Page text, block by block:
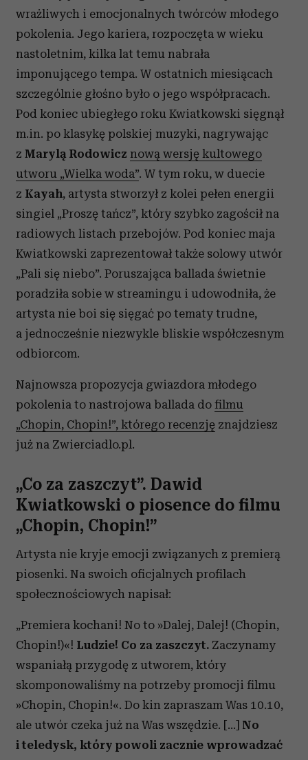
wrażliwych i emocjonalnych twórców młodego
pokolenia. Jego kariera, rozpoczęta w wieku
nastoletnim, kilka lat temu nabrała
imponującego tempa. W ostatnich miesiącach
szczególnie głośno było o jego współpracach.
Pod koniec ubiegłego roku Kwiatkowski sięgnął
m.in. po klasykę polskiej muzyki, nagrywając
z Marylą Rodowicz nową wersję kultowego
utworu „Wielka woda”. W tym roku, w duecie
z Kayah, artysta stworzył z kolei pełen energii
singiel „Proszę tańcz”, który szybko zagościł na
radiowych listach przebojów. Pod koniec maja
Kwiatkowski zaprezentował także solowy utwór
„Pali się niebo”. Poruszająca ballada świetnie
poradziła sobie w streamingu i udowodniła, że
artysta nie boi się sięgać po tematy trudne,
a jednocześnie niezwykle bliskie współczesnym
odbiorcom.
Najnowsza propozycja gwiazdora młodego
pokolenia to nastrojowa ballada do filmu
„Chopin, Chopin!”, którego recenzję znajdziesz
już na Zwierciadlo.pl.
„Co za zaszczyt”. Dawid
Kwiatkowski o piosence do filmu
„Chopin, Chopin!”
Artysta nie kryje emocji związanych z premierą
piosenki. Na swoich oficjalnych profilach
społecznościowych napisał:
„Premiera kochani! No to »Dalej, Dalej! (Chopin,
Chopin!)«! Ludzie! Co za zaszczyt. Zaczynamy
wspaniałą przygodę z utworem, który
skomponowaliśmy na potrzeby promocji filmu
»Chopin, Chopin!«. Do kin zapraszam Was 10.10,
ale utwór czeka już na Was wszędzie. […] No
i teledysk, który powoli zacznie wprowadzać